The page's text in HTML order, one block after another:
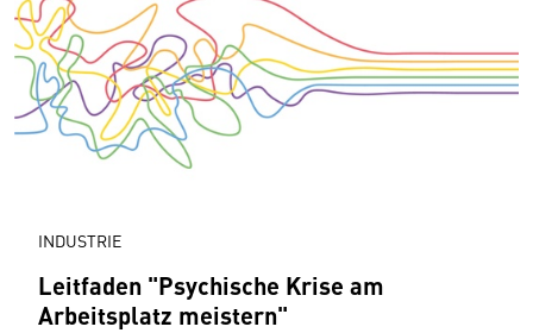
INDUSTRIE
Leitfaden "Psychische Krise am
Arbeitsplatz meistern"